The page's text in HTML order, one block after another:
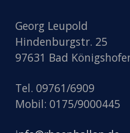
Georg Leupold
Hindenburgstr. 25
97631 Bad
Tel. 09761/6909
Mobil: 0175/9000445